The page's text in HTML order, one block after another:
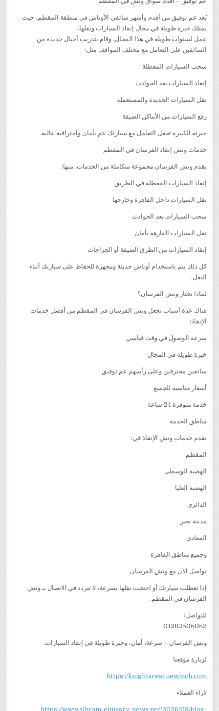
يُعد عم توفيق من أقدم وأشهر سائقي الأوناش في منطقة المقطم، حيث
يمتلك خبرة طويلة في مجال إنقاذ السيارات ونقلها.
عمل لسنوات طويلة في هذا المجال، وقام بتدريب أجيال جديدة من
السائقين على التعامل مع مختلف المواقف مثل:
سحب السيارات المعطلة
إنقاذ السيارات بعد الحوادث
نقل السيارات الجديدة والمستعملة
رفع السيارات من الأماكن الضيقة
خبرته الكبيرة تجعل التعامل مع سيارتك يتم بأمان واحترافية عالية.
خدمات ونش إنقاذ الفرسان في المقطم
يقدم ونش الفرسان مجموعة متكاملة من الخدمات، منها:
إنقاذ السيارات المعطلة في الطريق
نقل السيارات داخل القاهرة وخارجها
سحب السيارات بعد الحوادث
نقل السيارات الفارهة بأمان
إنقاذ السيارات من الطرق الضيقة أو الجراجات
كل ذلك يتم باستخدام أوناش حديثة ومجهزة للحفاظ على سيارتك أثناء
النقل.
لماذا تختار ونش الفرسان؟
هناك عدة أسباب تجعل ونش الفرسان في المقطم من أفضل خدمات
الإنقاذ:
سرعة الوصول في وقت قياسي
خبرة طويلة في المجال
سائقين محترفين وعلى رأسهم عم توفيق
أسعار مناسبة للجميع
خدمة متوفرة 24 ساعة
مناطق الخدمة
نقدم خدمات ونش الإنقاذ في:
المقطم
الهضبة الوسطى
الهضبة العليا
الدائري
مدينة نصر
المعادي
وجميع مناطق القاهرة
تواصل الآن مع ونش الفرسان
إذا تعطلت سيارتك أو احتجت نقلها بسرعة، لا تتردد في الاتصال بـ ونش
الفرسان في المقطم.
للتواصل:
01282505052
ونش الفرسان – سرعة، أمان، وخبرة طويلة في إنقاذ السيارات.
لزيارة موقعنا
https://knightsrescuewinch.com
لاراء العملاء
https://www.alhram-elmasry-news.net/2026/03/blog-